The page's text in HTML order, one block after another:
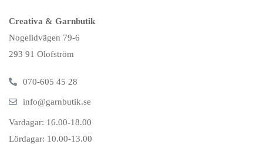
Creativa & Garnbutik
Nogelidvägen 79-6
293 91 Olofström
070-605 45 28
info@garnbutik.se
Vardagar: 16.00-18.00
Lördagar: 10.00-13.00